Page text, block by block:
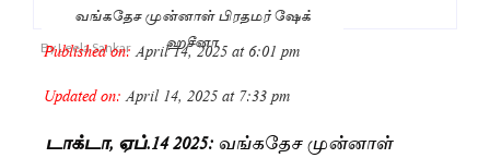
வங்கதேச முன்னாள் பிரதமர் ஷேக்
ஹசீனா
By Leela Sankar
Published on: April 14, 2025 at 6:01 pm
Updated on:April 14, 2025 at 7:33 pm
டாக்டா, ஏப்.14 2025:வங்கதேச முன்னாள்